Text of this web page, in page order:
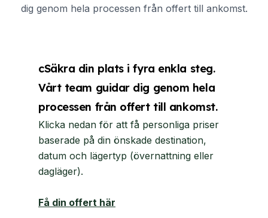
dig genom hela processen från offert till ankomst.
cSäkra din plats i fyra enkla steg.
Vårt team guidar dig genom hela
processen från offert till ankomst.
Klicka nedan för att få personliga priser
baserade på din önskade destination,
datum och lägertyp (övernattning eller
dagläger).
Få din offert här